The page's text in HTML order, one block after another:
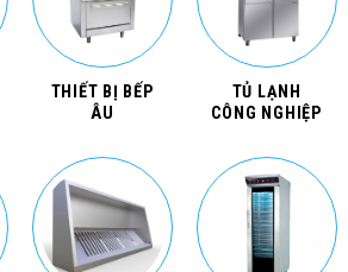
THIẾT BỊ BẾP
ÂU
TỦ LẠNH
CÔNG NGHIỆP